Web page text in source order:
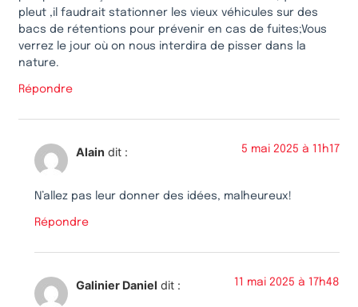
pleut ,il faudrait stationner les vieux véhicules sur des
bacs de rétentions pour prévenir en cas de fuites;Vous
verrez le jour où on nous interdira de pisser dans la
nature.
Répondre
Alain dit : 5 mai 2025 à 11h17
N’allez pas leur donner des idées, malheureux!
Répondre
Galinier Daniel dit : 11 mai 2025 à 17h48